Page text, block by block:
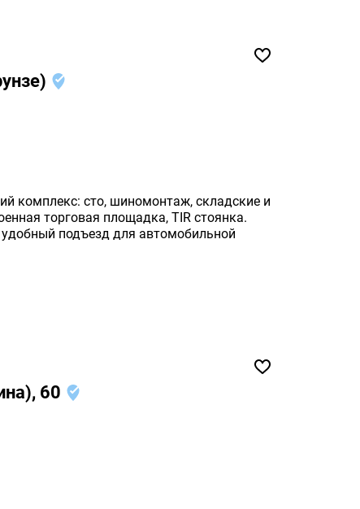
комплекс: сто, шиномонтаж, складские и
торговая площадка, TIR стоянка.
удобный подъезд для автомобильной
60